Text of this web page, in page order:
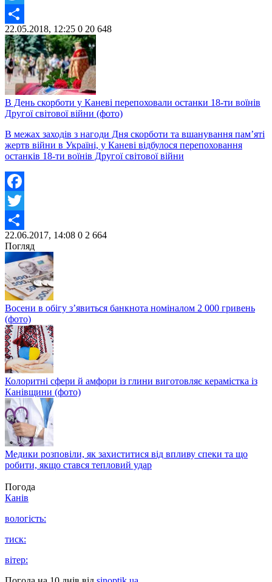
Twitter
Share
22.05.2018, 12:25 0 20 648
В День скорботи у Каневі перепоховали останки 18-ти воїнів
Другої світової війни (фото)
В межах заходів з нагоди Дня скорботи та вшанування пам’яті
жертв війни в Україні, у Каневі відбулося перепоховання
останків 18-ти воїнів Другої світової війни
Facebook
Twitter
Share
22.06.2017, 14:08 0 2 664
Погляд
Восени в обігу з’явиться банкнота номіналом 2 000 гривень
(фото)
Колоритні сфери й амфори із глини виготовляє керамістка із
Канівщини (фото)
Медики розповіли, як захиститися від впливу спеки та що
робити, якщо стався тепловий удар
Погода
Канів
вологість:
тиск:
вітер: